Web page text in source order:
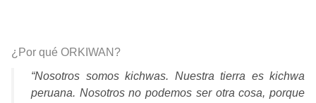
¿Por qué ORKIWAN?
“Nosotros somos kichwas. Nuestra tierra es kichwa
peruana. Nosotros no podemos ser otra cosa, porque